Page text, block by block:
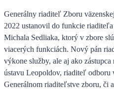
Generálny riaditeľ Zboru
2022 ustanovil do funkcie riaditeľa
Michala Sedliaka, ktorý v zbore
viacerých funkciách. Nový pán
výkone služby, ale aj ako
ústavu Leopoldov, riaditeľ odboru
Generálnom riaditeľstve zboru, či